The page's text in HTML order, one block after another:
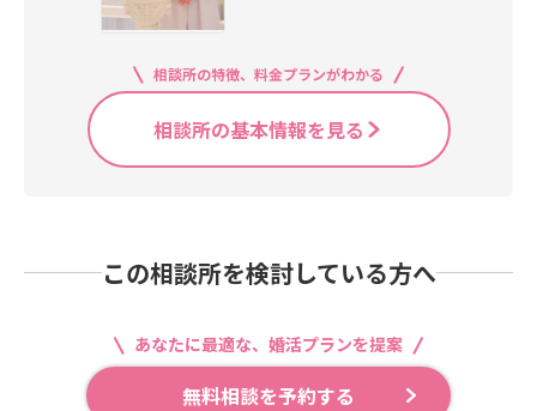
相談所の特徴、料金プランがわかる
相談所の基本情報を見る
この相談所を検討している方へ
あなたに最適な、婚活プランを提案
無料相談を予約する